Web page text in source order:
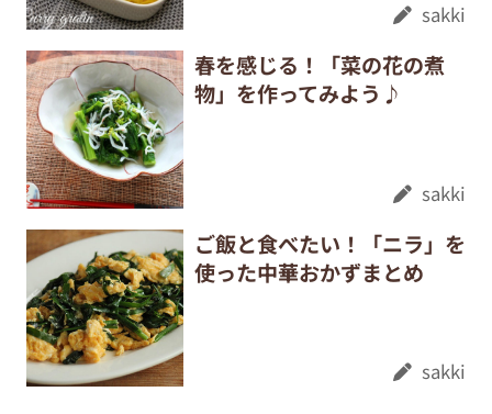
sakki
春を感じる！「菜の花の煮
物」を作ってみよう♪
sakki
ご飯と食べたい！「ニラ」を
使った中華おかずまとめ
sakki